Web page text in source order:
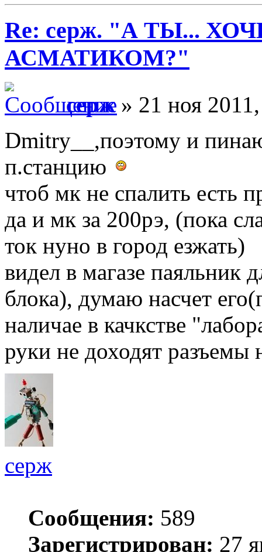
Re: серж. "А ТЫ...
АСМАТИКОМ?"
серж» 21 ноя
Dmitry__,поэтому и
п.станцию
чтоб мк не спалить есть
да и мк за 200рэ, (пока
ток нуно в город езжать)
видел в магазе паяльник
блока), думаю насчет
наличае в качкстве
руки не доходят разъемы
серж
Сообщения: 589
Зарегистрирован: 27